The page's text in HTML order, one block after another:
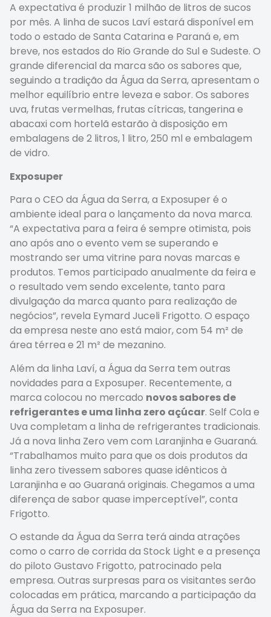
A expectativa é produzir 1 milhão de litros de sucos
por mês. A linha de sucos Laví estará disponível em
todo o estado de Santa Catarina e Paraná e, em
breve, nos estados do Rio Grande do Sul e Sudeste. O
grande diferencial da marca são os sabores que,
seguindo a tradição da Água da Serra, apresentam o
melhor equilíbrio entre leveza e sabor. Os sabores
uva, frutas vermelhas, frutas cítricas, tangerina e
abacaxi com hortelã estarão à disposição em
embalagens de 2 litros, 1 litro, 250 ml e embalagem
de vidro.
Exposuper
Para o CEO da Água da Serra, a Exposuper é o
ambiente ideal para o lançamento da nova marca.
“A expectativa para a feira é sempre otimista, pois
ano após ano o evento vem se superando e
mostrando ser uma vitrine para novas marcas e
produtos. Temos participado anualmente da feira e
o resultado vem sendo excelente, tanto para
divulgação da marca quanto para realização de
negócios”, revela Eymard Juceli Frigotto. O espaço
da empresa neste ano está maior, com 54 m² de
área térrea e 21 m² de mezanino.
Além da linha Laví, a Água da Serra tem outras
novidades para a Exposuper. Recentemente, a
marca colocou no mercado novos sabores de
refrigerantes e uma linha zero açúcar. Self Cola e
Uva completam a linha de refrigerantes tradicionais.
Já a nova linha Zero vem com Laranjinha e Guaraná.
“Trabalhamos muito para que os dois produtos da
linha zero tivessem sabores quase idênticos à
Laranjinha e ao Guaraná originais. Chegamos a uma
diferença de sabor quase imperceptível”, conta
Frigotto.
O estande da Água da Serra terá ainda atrações
como o carro de corrida da Stock Light e a presença
do piloto Gustavo Frigotto, patrocinado pela
empresa. Outras surpresas para os visitantes serão
colocadas em prática, marcando a participação da
Água da Serra na Exposuper.